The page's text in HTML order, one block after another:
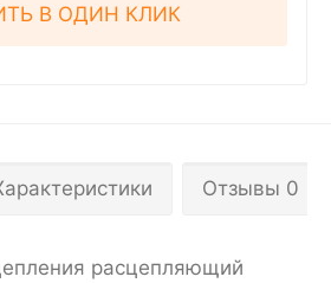
В ОДИН КЛИК
Отзывы 0
расцепляющий